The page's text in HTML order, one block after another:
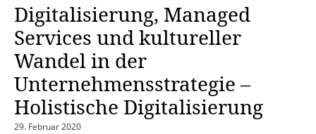
Digitalisierung, Managed
Services und kultureller
Wandel in der
Unternehmensstrategie –
Holistische Digitalisierung
29. Februar 2020